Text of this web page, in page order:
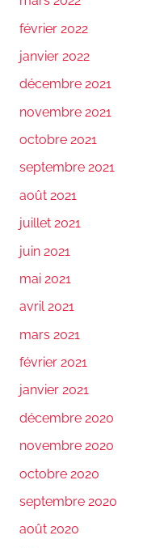
février 2022
janvier 2022
décembre 2021
novembre 2021
octobre 2021
septembre 2021
août 2021
juillet 2021
juin 2021
mai 2021
avril 2021
mars 2021
février 2021
janvier 2021
décembre 2020
novembre 2020
octobre 2020
septembre 2020
août 2020